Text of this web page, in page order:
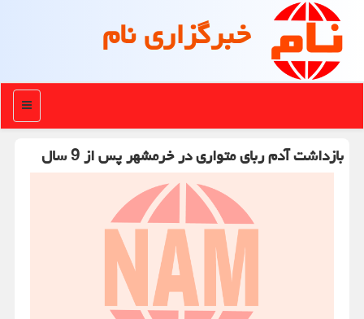
خبرگزاری نام
منو
بازداشت آدم ربای متواری در خرمشهر پس از 9 سال